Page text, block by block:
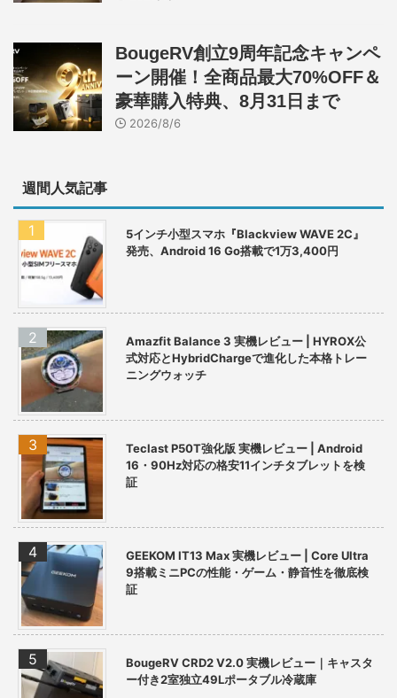
BougeRV創立9周年記念キャンペ
ーン開催！全商品最大70%OFF＆
豪華購入特典、8月31日まで
2026/8/6
週間人気記事
5インチ小型スマホ『Blackview WAVE 2C』
発売、Android 16 Go搭載で1万3,400円
Amazfit Balance 3 実機レビュー | HYROX公
式対応とHybridChargeで進化した本格トレー
ニングウォッチ
Teclast P50T強化版 実機レビュー | Android
16・90Hz対応の格安11インチタブレットを検
証
GEEKOM IT13 Max 実機レビュー | Core Ultra
9搭載ミニPCの性能・ゲーム・静音性を徹底検
証
BougeRV CRD2 V2.0 実機レビュー｜キャスタ
ー付き2室独立49Lポータブル冷蔵庫